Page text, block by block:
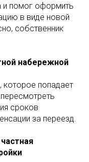
и помог оформить
в виде новой
собственник
набережной
которое попадает
сроков
за переезд.